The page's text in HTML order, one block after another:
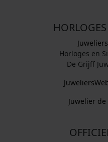
Horloges en
De Grijff
Juwelier